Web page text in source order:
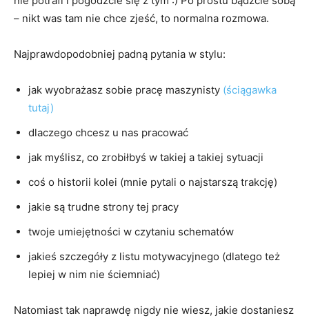
– nikt was tam nie chce zjeść, to normalna rozmowa.
Najprawdopodobniej padną pytania w stylu:
jak wyobrażasz sobie pracę maszynisty (ściągawka
tutaj)
dlaczego chcesz u nas pracować
jak myślisz, co zrobiłbyś w takiej a takiej sytuacji
coś o historii kolei (mnie pytali o najstarszą trakcję)
jakie są trudne strony tej pracy
twoje umiejętności w czytaniu schematów
jakieś szczegóły z listu motywacyjnego (dlatego też
lepiej w nim nie ściemniać)
Natomiast tak naprawdę nigdy nie wiesz, jakie dostaniesz